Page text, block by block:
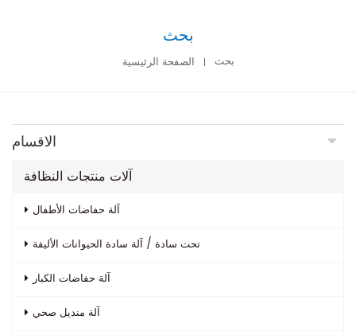
بحث
الصفحة الرئيسية بحث
الاقسام
آلات منتجات النظافة
آلة حفاضات الأطفال
تحت سادة / آلة سادة الحيوانات الأليفة
آلة حفاضات الكبار
آلة منديل صحي